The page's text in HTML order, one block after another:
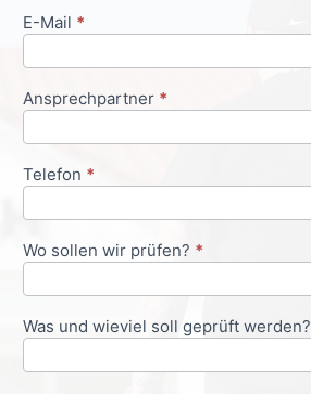
E-Mail *
Ansprechpartner *
Telefon *
Wo sollen wir prüfen? *
Was und wieviel soll geprüft werden?